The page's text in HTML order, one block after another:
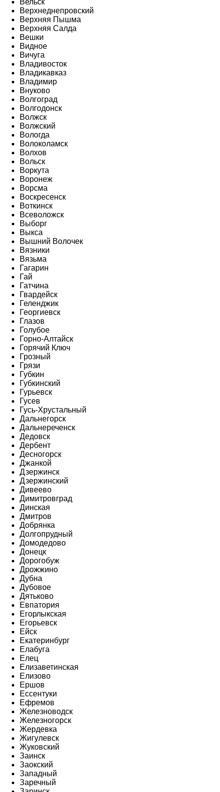
Вельск
Верхнеднепровский
Верхняя Пышма
Верхняя Салда
Вешки
Видное
Вичуга
Владивосток
Владикавказ
Владимир
Внуково
Волгоград
Волгодонск
Волжск
Волжский
Вологда
Волоколамск
Волхов
Вольск
Воркута
Воронеж
Ворсма
Воскресенск
Воткинск
Всеволожск
Выборг
Выкса
Вышний Волочек
Вязники
Вязьма
Гагарин
Гай
Гатчина
Гвардейск
Геленджик
Георгиевск
Глазов
Голубое
Горно-Алтайск
Горячий Ключ
Грозный
Грязи
Губкин
Губкинский
Гурьевск
Гусев
Гусь-Хрустальный
Дальнегорск
Дальнереченск
Дедовск
Дербент
Десногорск
Джанкой
Дзержинск
Дзержинский
Дивеево
Димитровград
Динская
Дмитров
Добрянка
Долгопрудный
Домодедово
Донецк
Дорогобуж
Дрожжино
Дубна
Дубовое
Дятьково
Евпатория
Егорлыкская
Егорьевск
Ейск
Екатеринбург
Елабуга
Елец
Елизаветинская
Елизово
Ершов
Ессентуки
Ефремов
Железноводск
Железногорск
Жердевка
Жигулевск
Жуковский
Заинск
Заокский
Западный
Заречный